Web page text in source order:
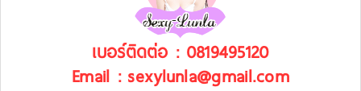
เบอร์ติดต่อ : 0819495120
Email : sexylunla@gmail.com